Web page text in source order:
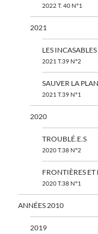
2022 T. 40 N°1
2021
LES INCASABLES
2021 T.39 N°2
SAUVER LA
2021 T.39 N°1
2020
TROUBLÉ.E.S
2020 T.38 N°2
FRONTIÈRES ET
2020 T.38 N°1
ANNÉES 2010
2019